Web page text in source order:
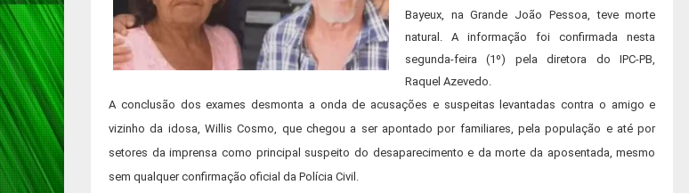
Bayeux, na Grande João Pessoa, teve morte
natural. A informação foi confirmada nesta
segunda-feira (1º) pela diretora do IPC-PB,
Raquel Azevedo.
A conclusão dos exames desmonta a onda de acusações e suspeitas levantadas contra o amigo e
vizinho da idosa, Willis Cosmo, que chegou a ser apontado por familiares, pela população e até por
setores da imprensa como principal suspeito do desaparecimento e da morte da aposentada, mesmo
sem qualquer confirmação oficial da Polícia Civil.